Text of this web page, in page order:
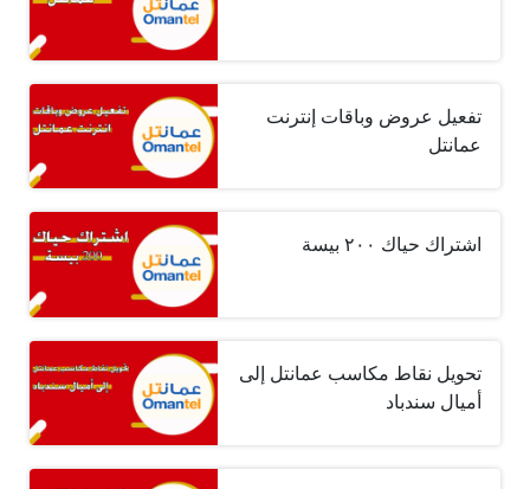
تفعيل عروض وباقات إنترنت
عمانتل
اشتراك حياك ٢٠٠ بيسة
تحويل نقاط مكاسب عمانتل إلى
أميال سندباد